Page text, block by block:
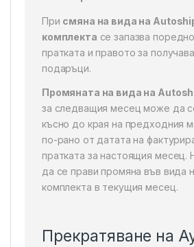
При смяна на вида на
комплекта се запазва
пратката и правото за
подаръци.
Промяната на вида на
за следващия месец може да
късно до края на предходния
по-рано от датата на
пратката за настоящия месец.
да се прави промяна във вида
комплекта в текущия месец.
Прекратяване на